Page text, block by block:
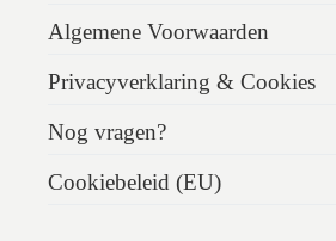
Algemene Voorwaarden
Privacyverklaring & Cookies
Nog vragen?
Cookiebeleid (EU)